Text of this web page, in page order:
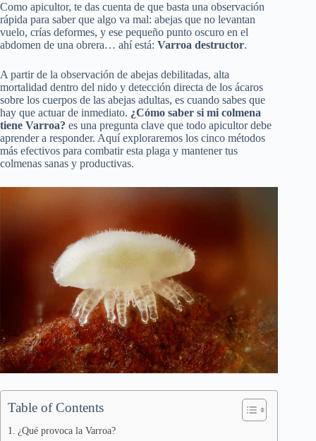
Como apicultor, te das cuenta de que basta una observación
rápida para saber que algo va mal: abejas que no levantan
vuelo, crías deformes, y ese pequeño punto oscuro en el
abdomen de una obrera… ahí está: Varroa destructor.
A partir de la observación de abejas debilitadas, alta
mortalidad dentro del nido y detección directa de los ácaros
sobre los cuerpos de las abejas adultas, es cuando sabes que
hay que actuar de inmediato. ¿Cómo saber si mi colmena
tiene Varroa? es una pregunta clave que todo apicultor debe
aprender a responder. Aquí exploraremos los cinco métodos
más efectivos para combatir esta plaga y mantener tus
colmenas sanas y productivas.
Table of Contents
¿Qué provoca la Varroa?